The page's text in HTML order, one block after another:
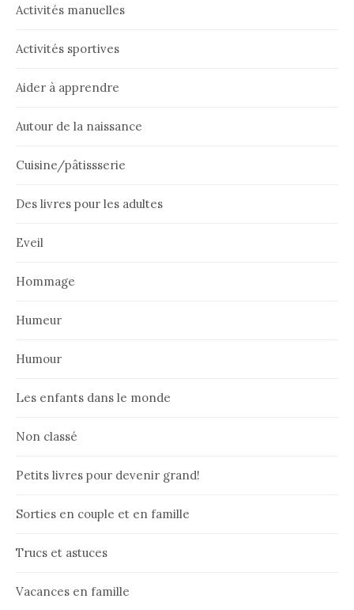
Activités manuelles
Activités sportives
Aider à apprendre
Autour de la naissance
Cuisine/pâtissserie
Des livres pour les adultes
Eveil
Hommage
Humeur
Humour
Les enfants dans le monde
Non classé
Petits livres pour devenir grand!
Sorties en couple et en famille
Trucs et astuces
Vacances en famille